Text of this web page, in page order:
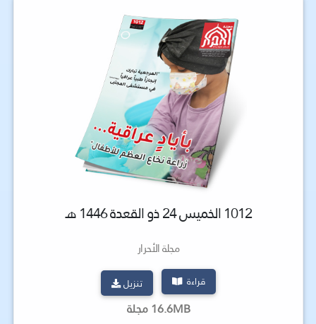
1012 الخميس 24 ذو القعدة 1446 هـ
مجلة الأحرار
قراءة تنزيل
16.6MB مجلة